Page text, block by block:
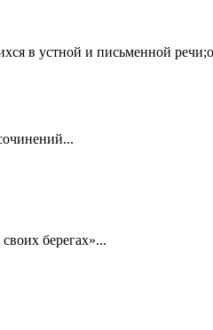
в устной и письменной
берегах»...